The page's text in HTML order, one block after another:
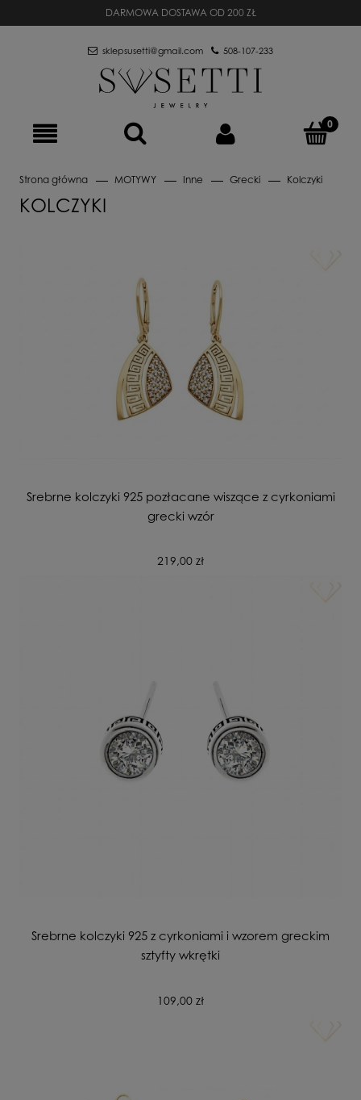
DARMOWA DOSTAWA OD 200 ZŁ
sklepsusetti@gmail.com 508-107-233
Strona główna MOTYWY Inne Grecki Kolczyki
KOLCZYKI
Srebrne kolczyki 925 pozłacane wiszące z cyrkoniami
grecki wzór
219,00 zł
Srebrne kolczyki 925 z cyrkoniami i wzorem greckim
sztyfty wkrętki
109,00 zł